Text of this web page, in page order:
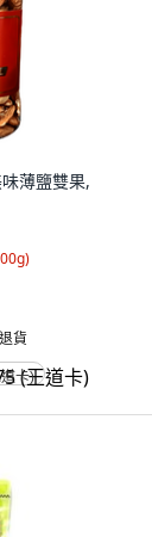
薄鹽雙果,
)
貨
卡)